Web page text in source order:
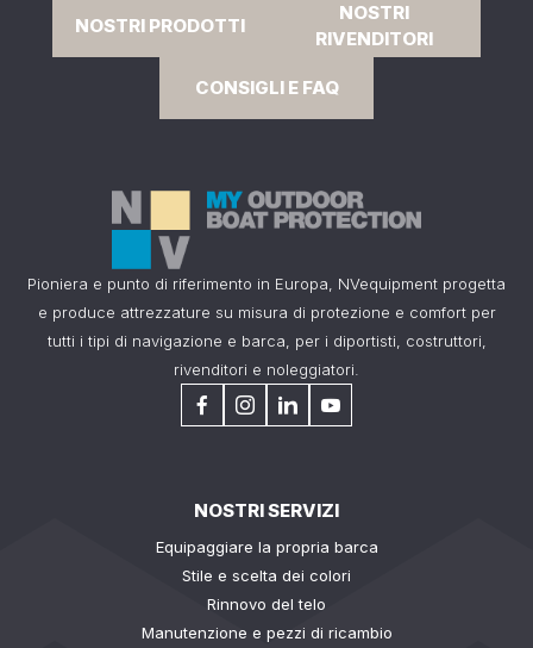
NOSTRI PRODOTTI
NOSTRI
RIVENDITORI
CONSIGLI E FAQ
Pioniera e punto di riferimento in Europa, NVequipment progetta
e produce attrezzature su misura di protezione e comfort per
tutti i tipi di navigazione e barca, per i diportisti, costruttori,
rivenditori e noleggiatori.
NOSTRI SERVIZI
Equipaggiare la propria barca
Stile e scelta dei colori
Rinnovo del telo
Manutenzione e pezzi di ricambio